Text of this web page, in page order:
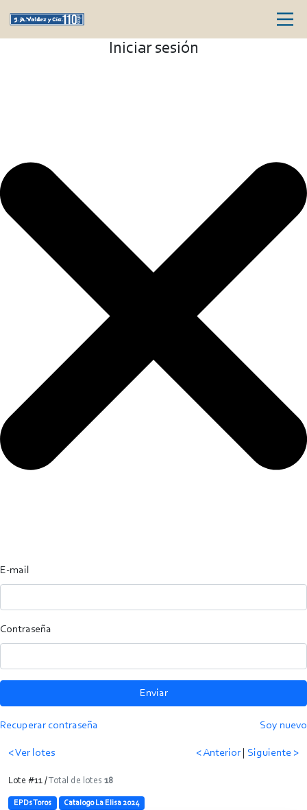
Iniciar sesión
E-mail
Contraseña
Enviar
Recuperar contraseña Soy nuevo
< Ver lotes < Anterior Siguiente >
Lote #11 /Total de lotes 18
EPDs Toros Catalogo La Elisa 2024